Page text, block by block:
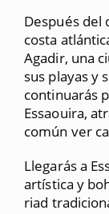
Después del
costa
Agadir, una
sus playas y
continuarás
Essaouira,
común ver
Llegarás a
artística y
riad